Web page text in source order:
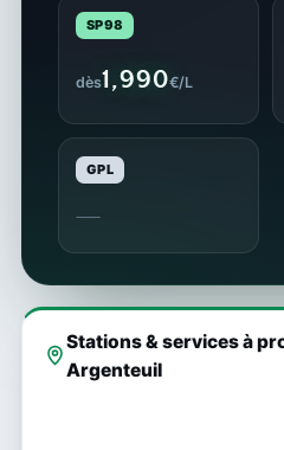
SP98
dès1,990€/L
GPL
—
Stations & services à
Argenteuil